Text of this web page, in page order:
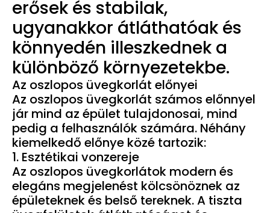
erősek és stabilak,
ugyanakkor átláthatóak és
könnyedén illeszkednek a
különböző környezetekbe.
Az oszlopos üvegkorlát előnyei
Az oszlopos üvegkorlát számos előnnyel
jár mind az épület tulajdonosai, mind
pedig a felhasználók számára. Néhány
kiemelkedő előnye közé tartozik:
1. Esztétikai vonzereje
Az oszlopos üvegkorlátok modern és
elegáns megjelenést kölcsönöznek az
épületeknek és belső tereknek. A tiszta